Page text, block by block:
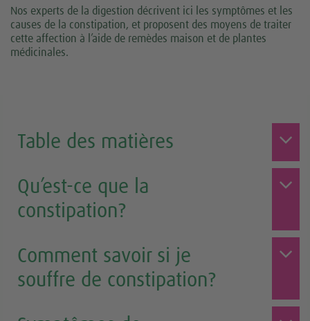
Nos experts de la digestion décrivent ici les symptômes et les
causes de la constipation, et proposent des moyens de traiter
cette affection à l’aide de remèdes maison et de plantes
médicinales.
Table des matières
Qu’est-ce que la
constipation?
Comment savoir si je
souffre de constipation?